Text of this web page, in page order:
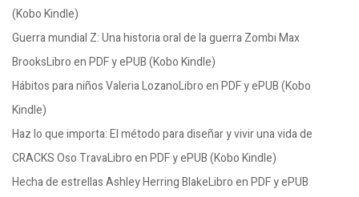
(Kobo Kindle)
Guerra mundial Z: Una historia oral de la guerra Zombi Max
BrooksLibro en PDF y ePUB (Kobo Kindle)
Hábitos para niños Valeria LozanoLibro en PDF y ePUB (Kobo
Kindle)
Haz lo que importa: El método para diseñar y vivir una vida de
CRACKS Oso TravaLibro en PDF y ePUB (Kobo Kindle)
Hecha de estrellas Ashley Herring BlakeLibro en PDF y ePUB